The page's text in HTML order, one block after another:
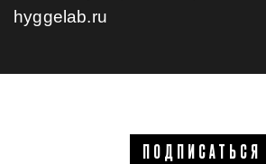
hyggelab.ru
ПОДПИСАТЬСЯ